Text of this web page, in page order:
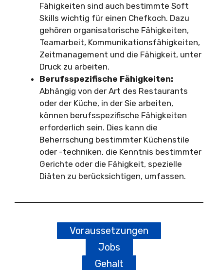
Fähigkeiten sind auch bestimmte Soft
Skills wichtig für einen Chefkoch. Dazu
gehören organisatorische Fähigkeiten,
Teamarbeit, Kommunikationsfähigkeiten,
Zeitmanagement und die Fähigkeit, unter
Druck zu arbeiten.
Berufsspezifische Fähigkeiten:
Abhängig von der Art des Restaurants
oder der Küche, in der Sie arbeiten,
können berufsspezifische Fähigkeiten
erforderlich sein. Dies kann die
Beherrschung bestimmter Küchenstile
oder -techniken, die Kenntnis bestimmter
Gerichte oder die Fähigkeit, spezielle
Diäten zu berücksichtigen, umfassen.
Voraussetzungen
Jobs
Gehalt